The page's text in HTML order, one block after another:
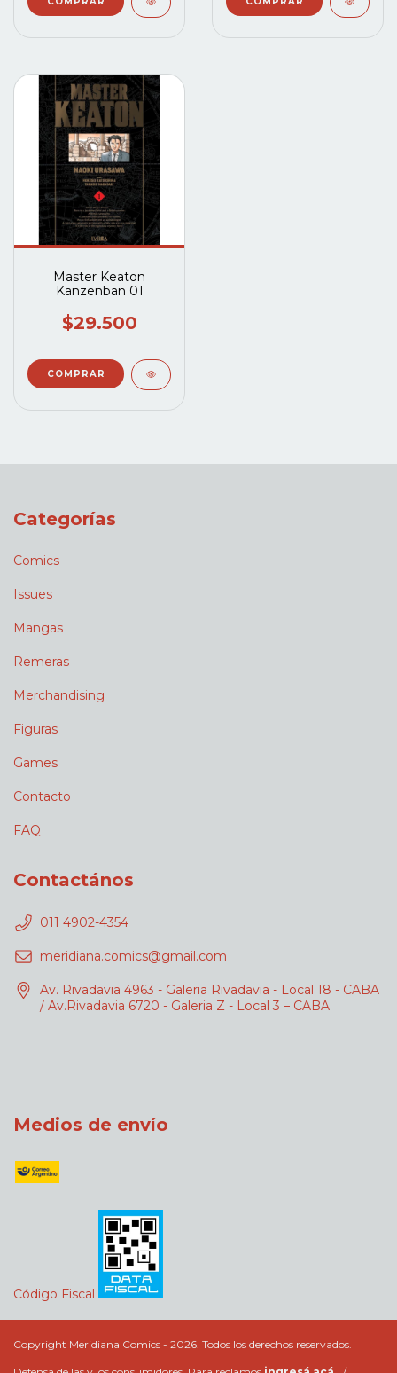
Master Keaton
Kanzenban 01
$29.500
Categorías
Comics
Issues
Mangas
Remeras
Merchandising
Figuras
Games
Contacto
FAQ
Contactános
011 4902-4354
meridiana.comics@gmail.com
Av. Rivadavia 4963 - Galeria Rivadavia - Local 18 - CABA
/ Av.Rivadavia 6720 - Galeria Z - Local 3 – CABA
Medios de envío
Código Fiscal
Copyright Meridiana Comics - 2026. Todos los derechos reservados.